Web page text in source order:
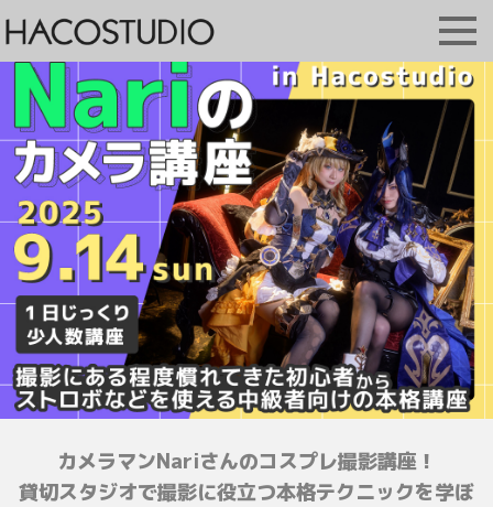
カメラマンNariさんのコスプレ撮影講座！
貸切スタジオで撮影に役立つ本格テクニックを学ぼ